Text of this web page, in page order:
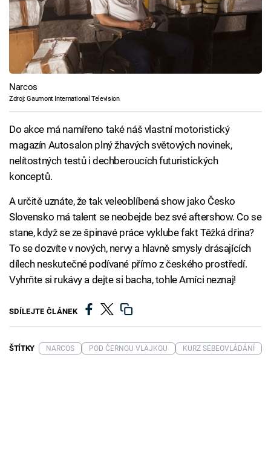
Narcos
Zdroj: Gaumont International Television
Do akce má namířeno také náš vlastní motoristický
magazín Autosalon plný žhavých světových novinek,
nelítostných testů i dechberoucích futuristických
konceptů.
A určitě uznáte, že tak veleoblíbená show jako Česko
Slovensko má talent se neobejde bez své aftershow. Co se
stane, když se ze špinavé práce vyklube fakt Těžká dřina?
To se dozvíte v nových, nervy a hlavně smysly drásajících
dílech neskutečné podívané přímo z českého prostředí.
Vyhrňte si rukávy a dejte si bacha, tohle Amíci neznaj!
SDÍLEJTE ČLÁNEK
ŠTÍTKY NARCOS POD ČERNOU VLAJKOU KURZ SEBEOVLÁDÁNÍ